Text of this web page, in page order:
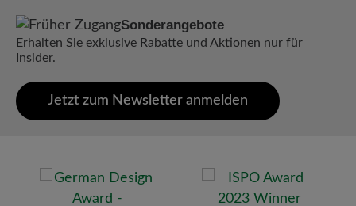
Sonderangebote
Erhalten Sie exklusive Rabatte und Aktionen nur für
Insider.
Jetzt zum Newsletter anmelden